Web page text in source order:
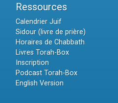
Ressources
Calendrier Juif
Sidour (livre de prière)
Horaires de Chabbath
Livres Torah-Box
Inscription
Podcast Torah-Box
English Version